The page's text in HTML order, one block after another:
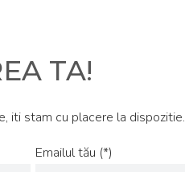
TA!
iti stam cu placere la dispozitie.
Emailul tău (*)